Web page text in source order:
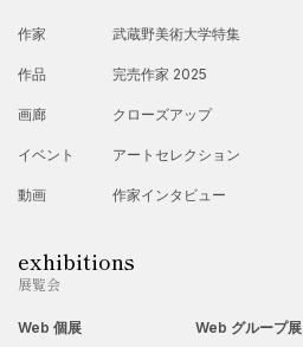
作家
作品
画廊
イベント
動画
武蔵野美術大学特集
完売作家 2025
クローズアップ
アートセレクション
作家インタビュー
exhibitions
展覧会
Web 個展
Web グループ展